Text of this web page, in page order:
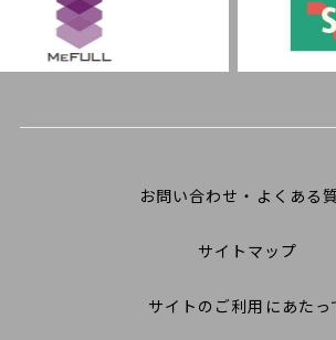
お問い合わせ・よくある
サイトマップ
サイトのご利用にあたっ